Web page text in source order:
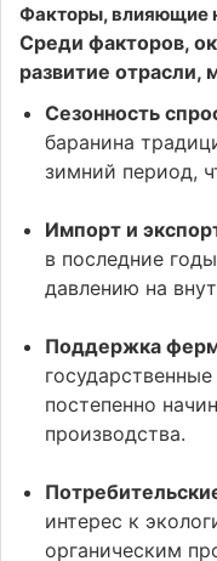
Факторы, влияющие
Среди факторов,
развитие
Сезонность
баранина
зимний период,
Импорт и
в последние
давлению на
Поддержка
постепенно
производства.
интерес к
органическим